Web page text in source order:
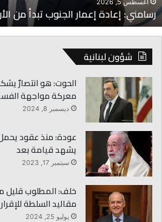
الوعود
أغسطس 5, 2026
رسامني: إعادة إعمار الجنوب تبدأ من
شؤون لبنانية
الحوت: هو انتصارٌ
معركة مواجهة
ديسمبر 8, 2024
عودة: منذ عقود يحمل
يشهد قيامة بعد
سبتمبر 17, 2023
خلف: المطلوب قليل
مقاليد السلطة
يوليو 25, 2024